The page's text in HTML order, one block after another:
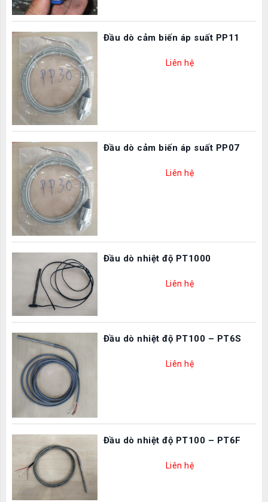
Đầu dò cảm biến áp suất PP11
Liên hệ
Đầu dò cảm biến áp suất PP07
Liên hệ
Đầu dò nhiệt độ PT1000
Liên hệ
Đầu dò nhiệt độ PT100 – PT6S
Liên hệ
Đầu dò nhiệt độ PT100 – PT6F
Liên hệ